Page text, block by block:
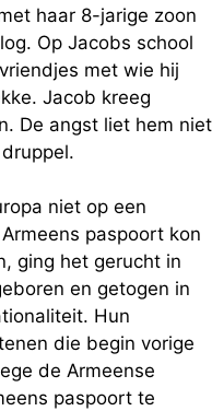
haar 8-jarige zoon
Op Jacobs school
met wie hij
Jacob kreeg
De angst liet hem niet
niet op een
paspoort kon
ging het gerucht in
en getogen in
Hun
die begin vorige
de Armeense
paspoort te